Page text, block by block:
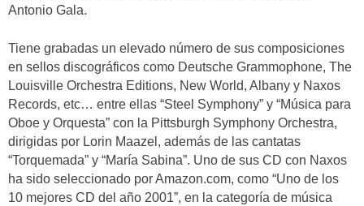
Antonio Gala.
Tiene grabadas un elevado número de sus composiciones
en sellos discográficos como Deutsche Grammophone, The
Louisville Orchestra Editions, New World, Albany y Naxos
Records, etc… entre ellas “Steel Symphony” y “Música para
Oboe y Orquesta” con la Pittsburgh Symphony Orchestra,
dirigidas por Lorin Maazel, además de las cantatas
“Torquemada” y “María Sabina”. Uno de sus CD con Naxos
ha sido seleccionado por Amazon.com, como “Uno de los
10 mejores CD del año 2001”, en la categoría de música